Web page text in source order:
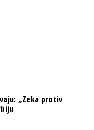
„Zeka protiv